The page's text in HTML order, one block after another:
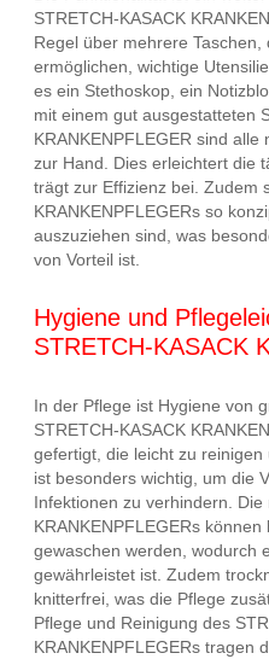
STRETCH-KASACK
Regel über mehrere
ermöglichen, wichtige
es ein Stethoskop, ein
mit einem gut ausgestatteten
KRANKENPFLEGER sind
zur Hand. Dies erleichtert die
trägt zur Effizienz bei. Zudem
KRANKENPFLEGERs so
auszuziehen sind, was
von Vorteil ist.
Hygiene und
STRETCH-KASACK
In der Pflege ist Hygiene von
STRETCH-KASACK
gefertigt, die leicht zu
ist besonders wichtig, um die
Infektionen zu verhindern.
KRANKENPFLEGERs
gewaschen werden, wodurch
gewährleistet ist. Zudem
knitterfrei, was die Pflege
Pflege und Reinigung des
KRANKENPFLEGERs tragen